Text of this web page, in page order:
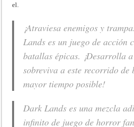
el.
¡Atraviesa enemigos y
Lands es un juego de acción
batallas épicas. ¡Desarrolla
sobreviva a este recorrido
mayor tiempo posible!
Dark Lands es una mezcla
infinito de juego de horror